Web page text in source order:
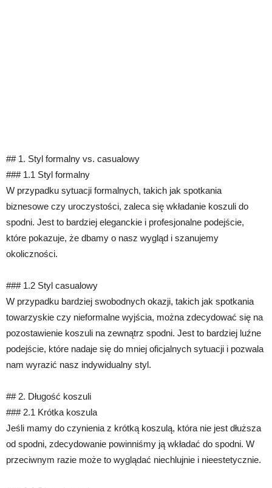
## 1. Styl formalny vs. casualowy
### 1.1 Styl formalny
W przypadku sytuacji formalnych, takich jak spotkania
biznesowe czy uroczystości, zaleca się wkładanie koszuli do
spodni. Jest to bardziej eleganckie i profesjonalne podejście,
które pokazuje, że dbamy o nasz wygląd i szanujemy
okoliczności.
### 1.2 Styl casualowy
W przypadku bardziej swobodnych okazji, takich jak spotkania
towarzyskie czy nieformalne wyjścia, można zdecydować się na
pozostawienie koszuli na zewnątrz spodni. Jest to bardziej luźne
podejście, które nadaje się do mniej oficjalnych sytuacji i pozwala
nam wyrazić nasz indywidualny styl.
## 2. Długość koszuli
### 2.1 Krótka koszula
Jeśli mamy do czynienia z krótką koszulą, która nie jest dłuższa
od spodni, zdecydowanie powinniśmy ją wkładać do spodni. W
przeciwnym razie może to wyglądać niechlujnie i nieestetycznie.